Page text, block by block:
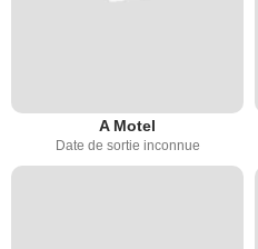
A Motel
Date de sortie inconnue